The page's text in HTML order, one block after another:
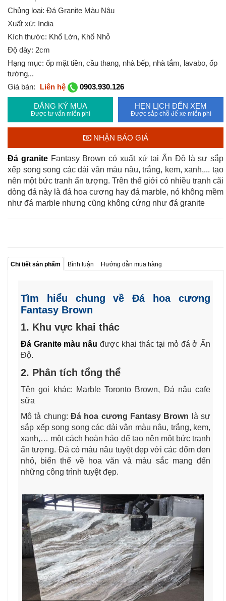
Chủng loại: Đá Granite Màu Nâu
Xuất xứ: India
Kích thước: Khổ Lớn, Khổ Nhỏ
Độ dày: 2cm
Hạng mục: ốp mặt tiền, cầu thang, nhà bếp, nhà tắm, lavabo, ốp
tường,..
Giá bán:
Liên hệ 0903.930.126
ĐĂNG KÝ MUA
Được tư vấn miễn phí
HẸN LỊCH ĐẾN XEM
Được sắp chỗ để xe miễn phí
NHẬN BÁO GIÁ
Đá graniteFantasy Brown có xuất xứ tại Ấn Độ là sự sắp
xếp song song các dải vân màu nâu, trắng, kem, xanh,... tạo
nên một bức tranh ấn tượng. Trên thế giới có nhiều tranh cãi
dòng đá này là đá hoa cương hay đá marble, nó không mềm
như đá marble nhưng cũng không cứng như đá granite
Chi tiết sản phẩm Bình luận Hướng dẫn mua hàng
Tìm hiểu chung về Đá hoa cương
Fantasy Brown
1. Khu vực khai thác
Đá Granite màu nâu được khai thác tại mỏ đá ở Ấn
Độ.
2. Phân tích tổng thể
Tên gọi khác: Marble Toronto Brown, Đá nâu cafe
sữa
Mô tả chung: Đá hoa cương Fantasy Brown
là sự
sắp xếp song song các dải vân màu nâu, trắng, kem,
xanh,… một cách hoàn hảo để tạo nên một bức tranh
ấn tượng. Đá có màu nâu tuyệt đẹp với các đốm đen
nhỏ, biến thể về hoa văn và màu sắc mang đến
những công trình tuyệt đẹp.